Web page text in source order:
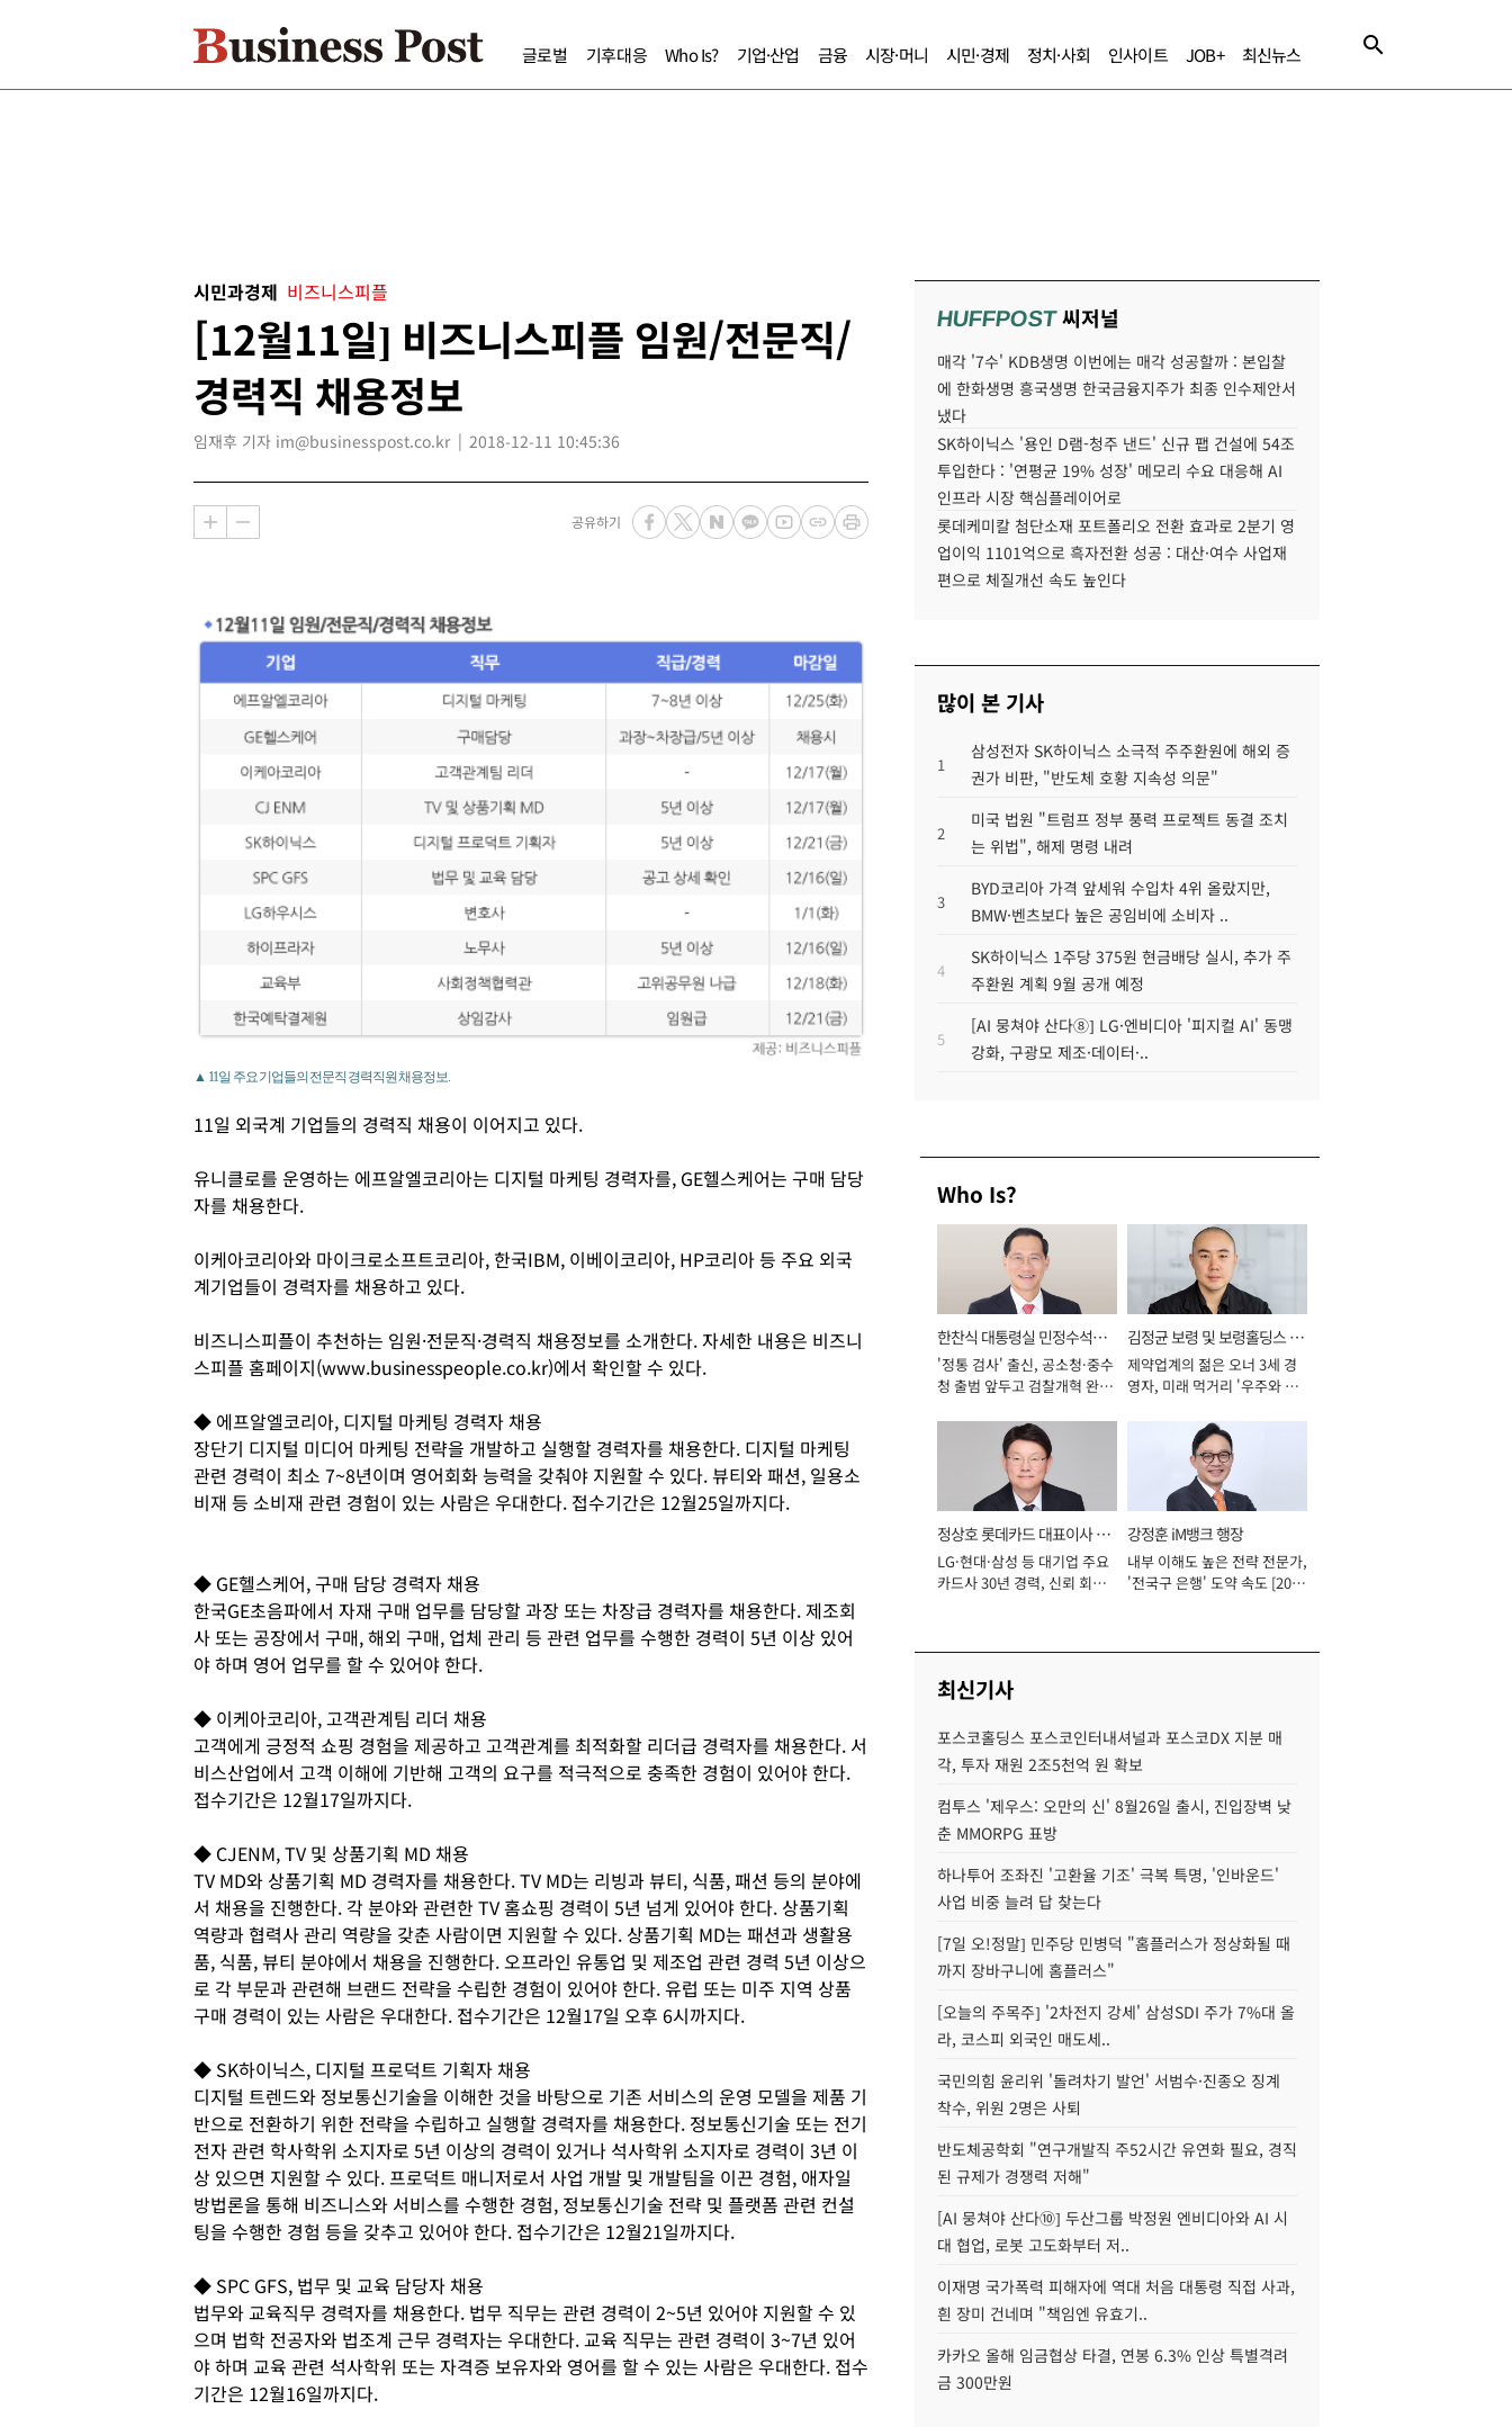
글로벌 기후대응 Who Is? 기업·산업 금융 시장·머니 시민·경제 정치·사회 인사이트 JOB+ 최신뉴스
시민과경제 비즈니스피플
[12월11일] 비즈니스피플 임원/전문직/
경력직 채용정보
임재후 기자 im@businesspost.co.kr 2018-12-11 10:45:36
공유하기
▲ 11일 주요 기업들의 전문직 경력직원 채용정보.
11일 외국계 기업들의 경력직 채용이 이어지고 있다.
유니클로를 운영하는 에프알엘코리아는 디지털 마케팅 경력자를, GE헬스케어는 구매 담당
자를 채용한다.
이케아코리아와 마이크로소프트코리아, 한국IBM, 이베이코리아, HP코리아 등 주요 외국
계기업들이 경력자를 채용하고 있다.
비즈니스피플이 추천하는 임원·전문직·경력직 채용정보를 소개한다. 자세한 내용은 비즈니
스피플 홈페이지(www.businesspeople.co.kr)에서 확인할 수 있다.
◆ 에프알엘코리아, 디지털 마케팅 경력자 채용
장단기 디지털 미디어 마케팅 전략을 개발하고 실행할 경력자를 채용한다. 디지털 마케팅
관련 경력이 최소 7~8년이며 영어회화 능력을 갖춰야 지원할 수 있다. 뷰티와 패션, 일용소
비재 등 소비재 관련 경험이 있는 사람은 우대한다. 접수기간은 12월25일까지다.
◆ GE헬스케어, 구매 담당 경력자 채용
한국GE초음파에서 자재 구매 업무를 담당할 과장 또는 차장급 경력자를 채용한다. 제조회
사 또는 공장에서 구매, 해외 구매, 업체 관리 등 관련 업무를 수행한 경력이 5년 이상 있어
야 하며 영어 업무를 할 수 있어야 한다.
◆ 이케아코리아, 고객관계팀 리더 채용
고객에게 긍정적 쇼핑 경험을 제공하고 고객관계를 최적화할 리더급 경력자를 채용한다. 서
비스산업에서 고객 이해에 기반해 고객의 요구를 적극적으로 충족한 경험이 있어야 한다.
접수기간은 12월17일까지다.
◆ CJENM, TV 및 상품기획 MD 채용
TV MD와 상품기획 MD 경력자를 채용한다. TV MD는 리빙과 뷰티, 식품, 패션 등의 분야에
서 채용을 진행한다. 각 분야와 관련한 TV 홈쇼핑 경력이 5년 넘게 있어야 한다. 상품기획
역량과 협력사 관리 역량을 갖춘 사람이면 지원할 수 있다. 상품기획 MD는 패션과 생활용
품, 식품, 뷰티 분야에서 채용을 진행한다. 오프라인 유통업 및 제조업 관련 경력 5년 이상으
로 각 부문과 관련해 브랜드 전략을 수립한 경험이 있어야 한다. 유럽 또는 미주 지역 상품
구매 경력이 있는 사람은 우대한다. 접수기간은 12월17일 오후 6시까지다.
◆ SK하이닉스, 디지털 프로덕트 기획자 채용
디지털 트렌드와 정보통신기술을 이해한 것을 바탕으로 기존 서비스의 운영 모델을 제품 기
반으로 전환하기 위한 전략을 수립하고 실행할 경력자를 채용한다. 정보통신기술 또는 전기
전자 관련 학사학위 소지자로 5년 이상의 경력이 있거나 석사학위 소지자로 경력이 3년 이
상 있으면 지원할 수 있다. 프로덕트 매니저로서 사업 개발 및 개발팀을 이끈 경험, 애자일
방법론을 통해 비즈니스와 서비스를 수행한 경험, 정보통신기술 전략 및 플랫폼 관련 컨설
팅을 수행한 경험 등을 갖추고 있어야 한다. 접수기간은 12월21일까지다.
◆ SPC GFS, 법무 및 교육 담당자 채용
법무와 교육직무 경력자를 채용한다. 법무 직무는 관련 경력이 2~5년 있어야 지원할 수 있
으며 법학 전공자와 법조계 근무 경력자는 우대한다. 교육 직무는 관련 경력이 3~7년 있어
야 하며 교육 관련 석사학위 또는 자격증 보유자와 영어를 할 수 있는 사람은 우대한다. 접수
기간은 12월16일까지다.
HUFFPOST씨저널
매각 '7수' KDB생명 이번에는 매각 성공할까 : 본입찰
에 한화생명 흥국생명 한국금융지주가 최종 인수제안서
냈다
SK하이닉스 '용인 D램-청주 낸드' 신규 팹 건설에 54조
투입한다 : '연평균 19% 성장' 메모리 수요 대응해 AI
인프라 시장 핵심플레이어로
롯데케미칼 첨단소재 포트폴리오 전환 효과로 2분기 영
업이익 1101억으로 흑자전환 성공 : 대산·여수 사업재
편으로 체질개선 속도 높인다
많이 본 기사
1
삼성전자 SK하이닉스 소극적 주주환원에 해외 증
권가 비판, "반도체 호황 지속성 의문"
2
미국 법원 "트럼프 정부 풍력 프로젝트 동결 조치
는 위법", 해제 명령 내려
3
BYD코리아 가격 앞세워 수입차 4위 올랐지만,
BMW·벤츠보다 높은 공임비에 소비자 ..
4
SK하이닉스 1주당 375원 현금배당 실시, 추가 주
주환원 계획 9월 공개 예정
5
[AI 뭉쳐야 산다⑧] LG·엔비디아 '피지컬 AI' 동맹
강화, 구광모 제조·데이터·..
Who Is?
한찬식 대통령실 민정수석비
서관
'정통 검사' 출신, 공소청·중수
청 출범 앞두고 검찰개혁 완수
김정균 보령 및 보령홀딩스 대
표이사 사장
제약업계의 젊은 오너 3세 경
영자, 미래 먹거리 '우주와 헬
정상호 롯데카드 대표이사 사
장
LG·현대·삼성 등 대기업 주요
카드사 30년 경력, 신뢰 회복
강정훈 iM뱅크 행장
내부 이해도 높은 전략 전문가,
'전국구 은행' 도약 속도 [2026
최신기사
포스코홀딩스 포스코인터내셔널과 포스코DX 지분 매
각, 투자 재원 2조5천억 원 확보
컴투스 '제우스: 오만의 신' 8월26일 출시, 진입장벽 낮
춘 MMORPG 표방
하나투어 조좌진 '고환율 기조' 극복 특명, '인바운드'
사업 비중 늘려 답 찾는다
[7일 오!정말] 민주당 민병덕 "홈플러스가 정상화될 때
까지 장바구니에 홈플러스"
[오늘의 주목주] '2차전지 강세' 삼성SDI 주가 7%대 올
라, 코스피 외국인 매도세..
국민의힘 윤리위 '돌려차기 발언' 서범수·진종오 징계
착수, 위원 2명은 사퇴
반도체공학회 "연구개발직 주52시간 유연화 필요, 경직
된 규제가 경쟁력 저해"
[AI 뭉쳐야 산다⑩] 두산그룹 박정원 엔비디아와 AI 시
대 협업, 로봇 고도화부터 저..
이재명 국가폭력 피해자에 역대 처음 대통령 직접 사과,
흰 장미 건네며 "책임엔 유효기..
카카오 올해 임금협상 타결, 연봉 6.3% 인상 특별격려
금 300만원